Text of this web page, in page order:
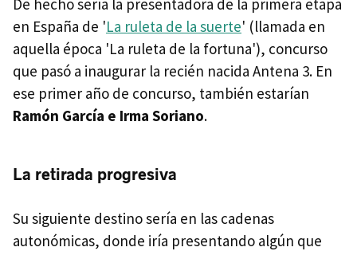
De hecho sería la presentadora de la primera etapa
en España de 'La ruleta de la suerte' (llamada en
aquella época 'La ruleta de la fortuna'), concurso
que pasó a inaugurar la recién nacida Antena 3. En
ese primer año de concurso, también estarían
Ramón García e Irma Soriano.
La retirada progresiva
Su siguiente destino sería en las cadenas
autonómicas, donde iría presentando algún que